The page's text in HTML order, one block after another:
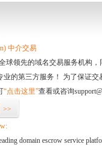
中介交易
球领先的域名交易服务机构
业的第三方服务！ 为了保证
“点击这里”查看或咨询
>>
domain escrow service